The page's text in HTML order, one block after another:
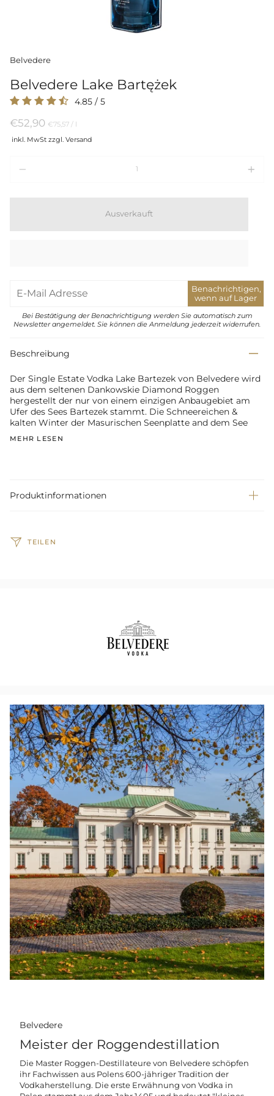
Belvedere
Belvedere Lake Bartężek
4.85 / 5
€52,90 Preis
Einheit
€75,57 /per
l
inkl. MwSt zzgl. Versand
Ausverkauft
Benachrichtigen,
wenn auf Lager
Bei Bestätigung der Benachrichtigung werden Sie automatisch zum
Newsletter angemeldet. Sie können die Anmeldung jederzeit widerrufen.
Beschreibung
Der Single Estate Vodka Lake Bartezek von Belvedere wird
aus dem seltenen Dankowskie Diamond Roggen
hergestellt der nur von einem einzigen Anbaugebiet am
Ufer des Sees Bartezek stammt. Die Schneereichen &
kalten Winter der Masurischen Seenplatte and dem See
MEHR LESEN
Produktinformationen
TEILEN
Belvedere
Meister der Roggendestillation
Die Master Roggen-Destillateure von Belvedere schöpfen
ihr Fachwissen aus Polens 600-jähriger Tradition der
Vodkaherstellung. Die erste Erwähnung von Vodka in